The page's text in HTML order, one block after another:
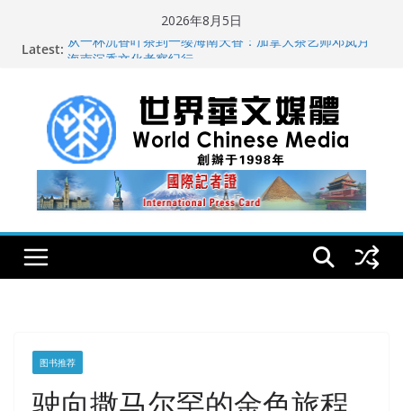
2026年8月5日
Latest: 从一杯沉香叶茶到一缕海南天香：加拿大茶艺师邓岚月
纽约州拟率先立法规范AI“隐形爬虫” 引发新闻与科技界激
烈讨论
全球300家以上英文媒体聚焦深圳首届国际佛事用品暨沉
香文化艺术展
世界华文大众传播媒体协会公开声明
图书推荐
驶向撒马尔罕的金色旅程